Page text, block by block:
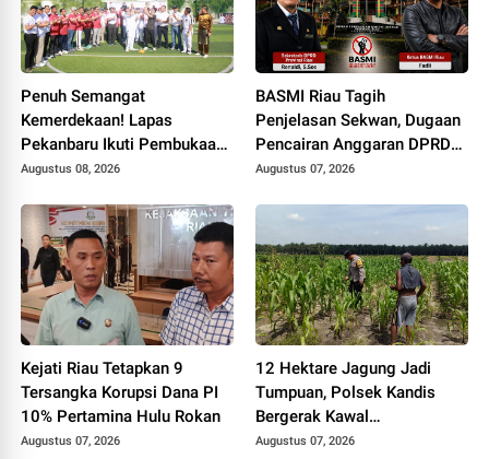
Penuh Semangat
Kemerdekaan! Lapas
Pekanbaru Ikuti Pembukaan
Pekan Olahraga Ditjenpas
Augustus 08, 2026
BASMI Riau Tagih
Penjelasan Sekwan, Dugaan
Pencairan Anggaran DPRD
Tanpa Prosedur Tuai
Augustus 07, 2026
Kejati Riau Tetapkan 9
Tersangka Korupsi Dana PI
10% Pertamina Hulu Rokan
Augustus 07, 2026
12 Hektare Jagung Jadi
Tumpuan, Polsek Kandis
Bergerak Kawal
Swasembada Pangan
Augustus 07, 2026